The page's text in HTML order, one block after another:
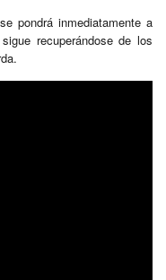
pondrá inmediatamente a
recuperándose de los